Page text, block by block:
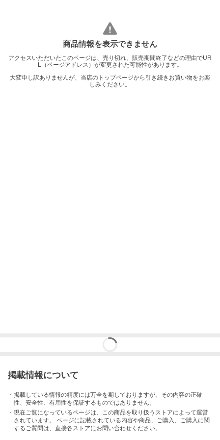
商品情報を表示できません
アクセスいただいたこのページは、売り切れ、販売期間終了などの理由でUR
L（ページアドレス）が変更された可能性があります。
大変申し訳ありませんが、当店のトップページから引き続きお買い物をお楽
しみください。
掲載情報について
・掲載している情報の精度には万全を期しておりますが、その内容の正確
性、安全性、有用性を保証するものではありません。
・現在ご覧になっているページは、この商品を取り扱うストアによって運営
されています。 ページに記載されている内容や商品、ご購入 、ご購入に関
するご質問は、直接各ストアにお問い合わせください。